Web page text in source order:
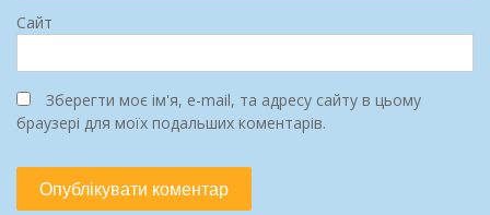
Сайт
Зберегти моє ім'я, e-mail, та адресу сайту в цьому
браузері для моїх подальших коментарів.